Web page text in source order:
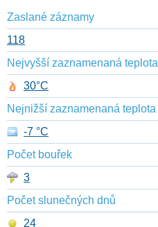
Zaslané záznamy
118
Nejvyšší zaznamenaná teplota
30°C
Nejnižší zaznamenaná teplota
-7 °C
Počet bouřek
3
Počet slunečných dnů
24